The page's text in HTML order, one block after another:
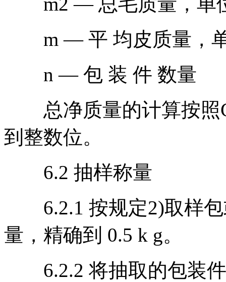
m — 平 均皮质量，单
n — 包 装 件 数量
总净质量的计算按照
到整数位。
6.2 抽样称量
6.2.1 按规定2)取样包
量，精确到 0.5 k g。
6.2.2 将抽取的包装件